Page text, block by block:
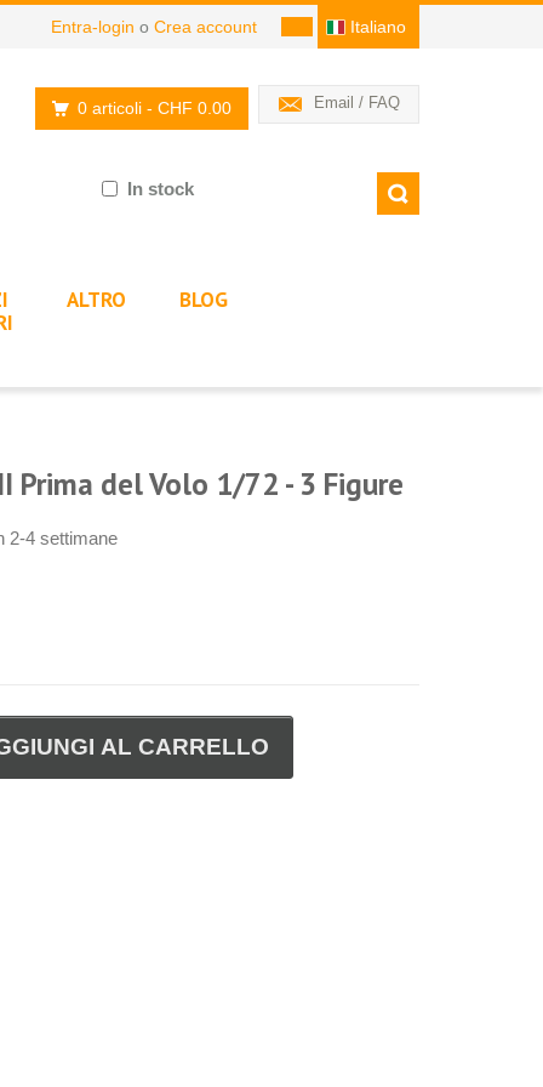
Italiano
Entra-login o Crea account
Email / FAQ
0 articoli - CHF 0.00
In stock
ALTRO BLOG
Prima del Volo 1/72 - 3 Figure
2-4 settimane